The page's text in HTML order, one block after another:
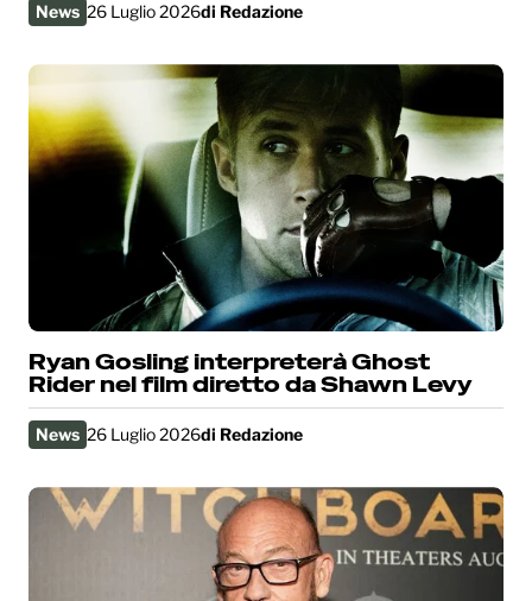
News 26 Luglio 2026di Redazione
Ryan Gosling interpreterà Ghost
Rider nel film diretto da Shawn Levy
News 26 Luglio 2026di Redazione